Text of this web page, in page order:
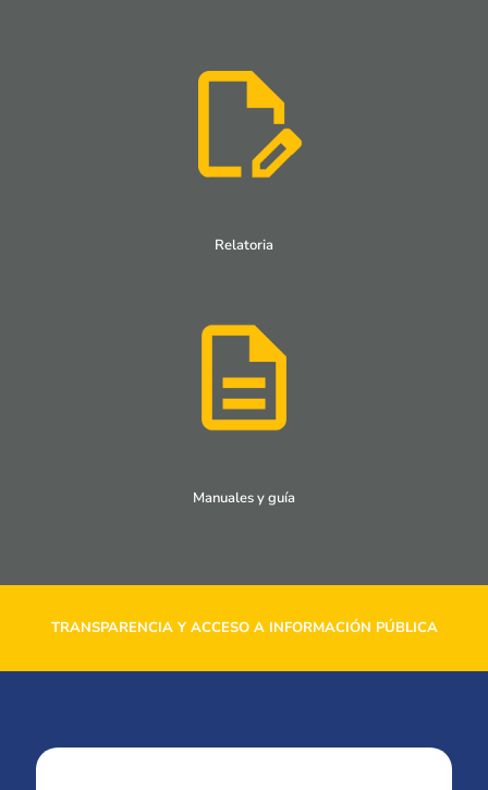
Relatoria
Manuales y guía
TRANSPARENCIA Y ACCESO A INFORMACIÓN PÚBLICA